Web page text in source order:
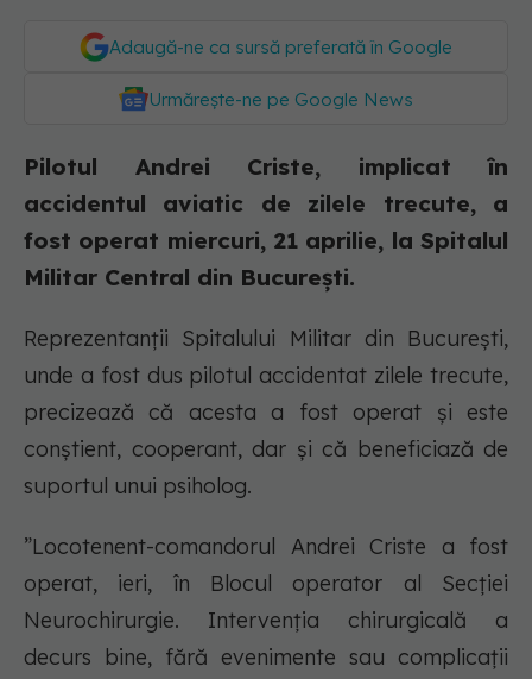
Adaugă-ne ca sursă preferată în Google
Urmărește-ne pe Google News
Pilotul Andrei Criste, implicat în
accidentul aviatic de zilele trecute, a
fost operat miercuri, 21 aprilie, la Spitalul
Militar Central din București.
Reprezentanții Spitalului Militar din București,
unde a fost dus pilotul accidentat zilele trecute,
precizează că acesta a fost operat și este
conștient, cooperant, dar și că beneficiază de
suportul unui psiholog.
”Locotenent-comandorul Andrei Criste a fost
operat, ieri, în Blocul operator al Secției
Neurochirurgie. Intervenția chirurgicală a
decurs bine, fără evenimente sau complicații